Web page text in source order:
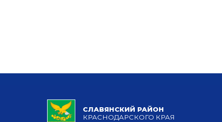
СЛАВЯНСКИЙ РАЙОН
КРАСНОДАРСКОГО КРАЯ